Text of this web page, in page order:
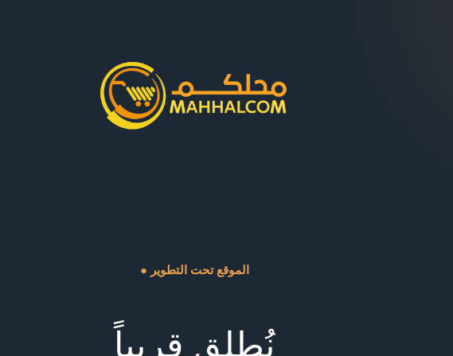
● الموقع تحت التطوير
نُطلق قريباً